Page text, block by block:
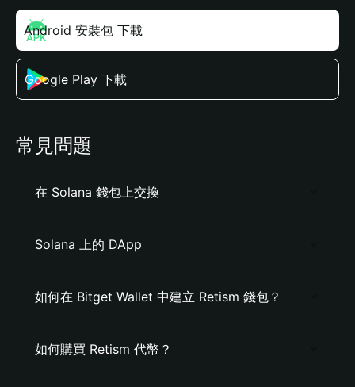
Android 安裝包 下載
Google Play 下載
常見問題
在 Solana 錢包上交換
Solana 上的 DApp
如何在 Bitget Wallet 中建立 Retism 錢包？
如何購買 Retism 代幣？